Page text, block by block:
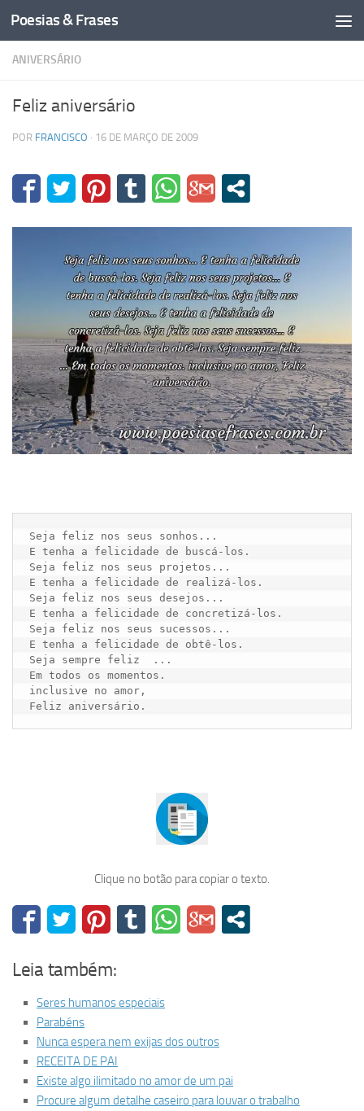
Skip to content
Poesias & Frases
ANIVERSÁRIO
Feliz aniversário
POR FRANCISCO · 16 DE MARÇO DE 2009
Seja feliz nos seus sonhos...
E tenha a felicidade de buscá-los.
Seja feliz nos seus projetos...
E tenha a felicidade de realizá-los.
Seja feliz nos seus desejos...
E tenha a felicidade de concretizá-los.
Seja feliz nos seus sucessos...
E tenha a felicidade de obtê-los.
Seja sempre feliz  ...
Em todos os momentos.
inclusive no amor,
Feliz aniversário.
Clique no botão para copiar o texto.
Leia também:
Seres humanos especiais
Parabéns
Nunca espera nem exijas dos outros
RECEITA DE PAI
Existe algo ilimitado no amor de um pai
Procure algum detalhe caseiro para louvar o trabalho